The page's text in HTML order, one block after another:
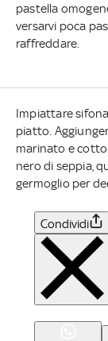
pastella
versarvi poca
raffreddare.
Impiattare
piatto.
marinato e
nero di seppia,
germoglio per
Condividi